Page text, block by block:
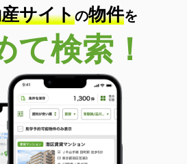
サイトの物件を
て検索！